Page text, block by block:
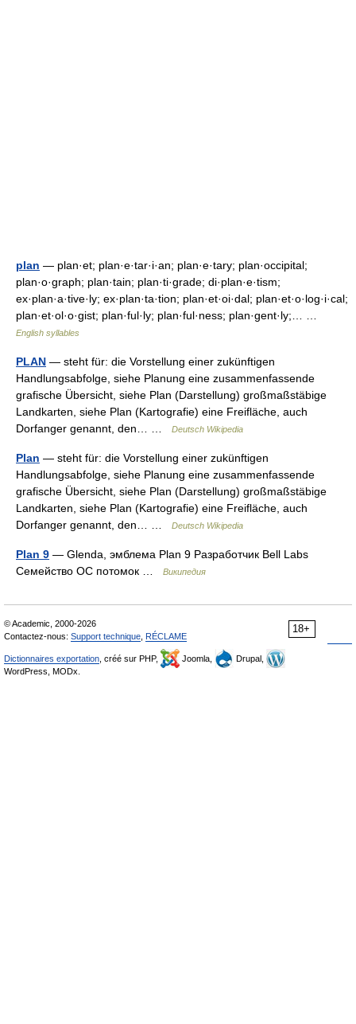
plan — plan·et; plan·e·tar·i·an; plan·e·tary; plan·occipital;
plan·o·graph; plan·tain; plan·ti·grade; di·plan·e·tism;
ex·plan·a·tive·ly; ex·plan·ta·tion; plan·et·oi·dal; plan·et·o·log·i·cal;
plan·et·ol·o·gist; plan·ful·ly; plan·ful·ness; plan·gent·ly;… …
English syllables
PLAN — steht für: die Vorstellung einer zukünftigen
Handlungsabfolge, siehe Planung eine zusammenfassende
grafische Übersicht, siehe Plan (Darstellung) großmaßstäbige
Landkarten, siehe Plan (Kartografie) eine Freifläche, auch
Dorfanger genannt, den… …
Deutsch Wikipedia
Plan — steht für: die Vorstellung einer zukünftigen
Handlungsabfolge, siehe Planung eine zusammenfassende
grafische Übersicht, siehe Plan (Darstellung) großmaßstäbige
Landkarten, siehe Plan (Kartografie) eine Freifläche, auch
Dorfanger genannt, den… …
Deutsch Wikipedia
Plan 9 — Glenda, эмблема Plan 9 Разработчик Bell Labs
Семейство ОС потомок …
Википедия
18+
© Academic, 2000-2026
Contactez-nous: Support technique RÉCLAME
Dictionnaires exportation , créé sur PHP, Joomla,
Drupal,
WordPress, MODx.